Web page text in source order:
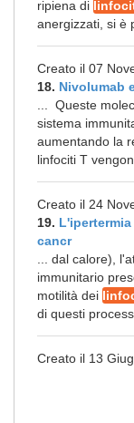
ripiena di
anergizzati, si è
Creato il 07
18. Nivolumab
... Queste
sistema
aumentando la
linfociti T
Creato il 24
19.
cancr
... dal calore),
immunitario
motilità dei
di questi
Creato il 13